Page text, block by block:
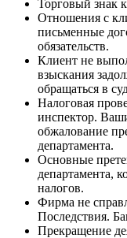
Торговый знак
Отношения с
письменные
обязательств.
Клиент не
взыскания
обращаться в
Налоговая
инспектор.
обжалование
департамента.
Основные
департамента,
налогов.
Фирма не
Последствия.
Прекращение